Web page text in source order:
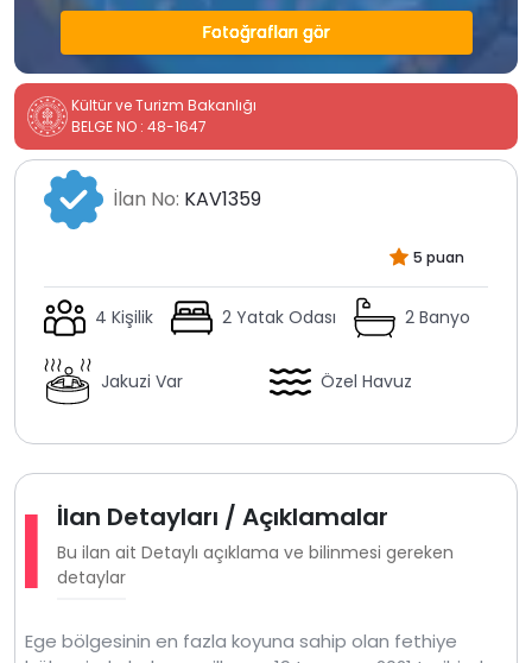
Fotoğrafları gör
Kültür ve Turizm Bakanlığı
BELGE NO : 48-1647
İlan No: KAV1359
5 puan
4 Kişilik 2 Yatak Odası 2 Banyo
Jakuzi Var Özel Havuz
İlan Detayları / Açıklamalar
Bu ilan ait Detaylı açıklama ve bilinmesi gereken
detaylar
Ege bölgesinin en fazla koyuna sahip olan fethiye